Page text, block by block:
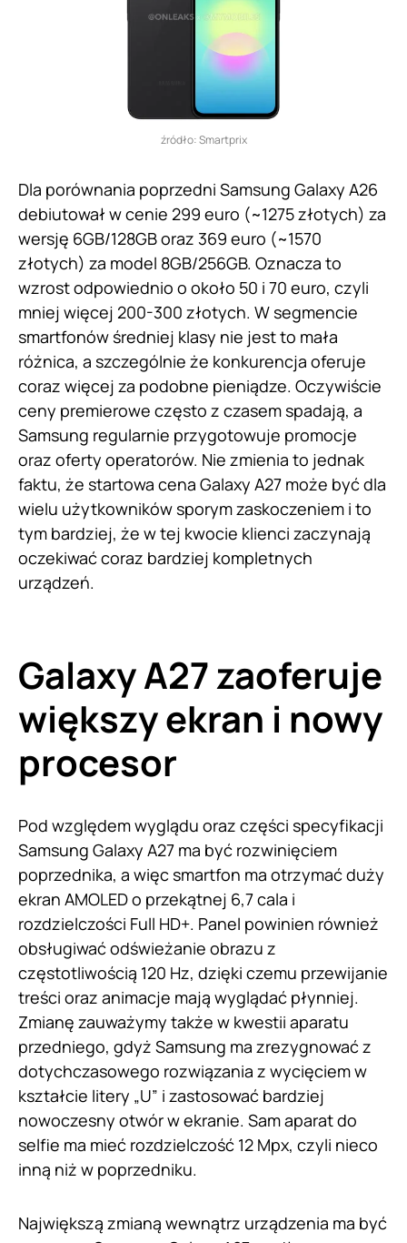
źródło: Smartprix
Dla porównania poprzedni Samsung Galaxy A26
debiutował w cenie 299 euro (~1275 złotych) za
wersję 6GB/128GB oraz 369 euro (~1570
złotych) za model 8GB/256GB. Oznacza to
wzrost odpowiednio o około 50 i 70 euro, czyli
mniej więcej 200-300 złotych. W segmencie
smartfonów średniej klasy nie jest to mała
różnica, a szczególnie że konkurencja oferuje
coraz więcej za podobne pieniądze. Oczywiście
ceny premierowe często z czasem spadają, a
Samsung regularnie przygotowuje promocje
oraz oferty operatorów. Nie zmienia to jednak
faktu, że startowa cena Galaxy A27 może być dla
wielu użytkowników sporym zaskoczeniem i to
tym bardziej, że w tej kwocie klienci zaczynają
oczekiwać coraz bardziej kompletnych
urządzeń.
Galaxy A27 zaoferuje
większy ekran i nowy
procesor
Pod względem wyglądu oraz części specyfikacji
Samsung Galaxy A27 ma być rozwinięciem
poprzednika, a więc smartfon ma otrzymać duży
ekran AMOLED o przekątnej 6,7 cala i
rozdzielczości Full HD+. Panel powinien również
obsługiwać odświeżanie obrazu z
częstotliwością 120 Hz, dzięki czemu przewijanie
treści oraz animacje mają wyglądać płynniej.
Zmianę zauważymy także w kwestii aparatu
przedniego, gdyż Samsung ma zrezygnować z
dotychczasowego rozwiązania z wycięciem w
kształcie litery „U” i zastosować bardziej
nowoczesny otwór w ekranie. Sam aparat do
selfie ma mieć rozdzielczość 12 Mpx, czyli nieco
inną niż w poprzedniku.
Największą zmianą wewnątrz urządzenia ma być